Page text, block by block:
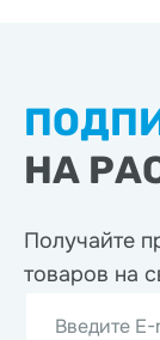
НА
Получайте
товаров на
Введите E-